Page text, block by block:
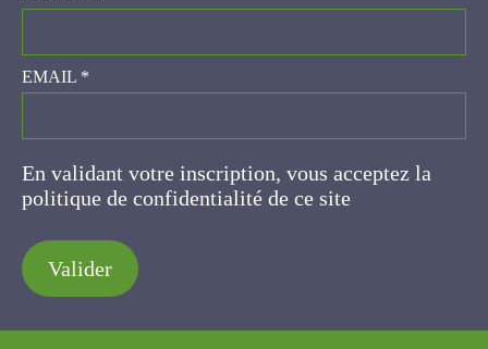
EMAIL*
En validant votre inscription, vous acceptez la
politique de confidentialité de ce site
Valider